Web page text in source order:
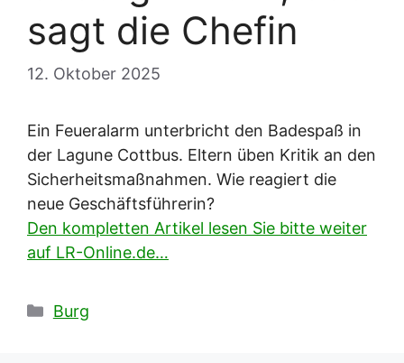
sagt die Chefin
12. Oktober 2025
Ein Feueralarm unterbricht den Badespaß in
der Lagune Cottbus. Eltern üben Kritik an den
Sicherheitsmaßnahmen. Wie reagiert die
neue Geschäftsführerin?
Den kompletten Artikel lesen Sie bitte weiter
auf LR-Online.de…
Kategorien
Burg